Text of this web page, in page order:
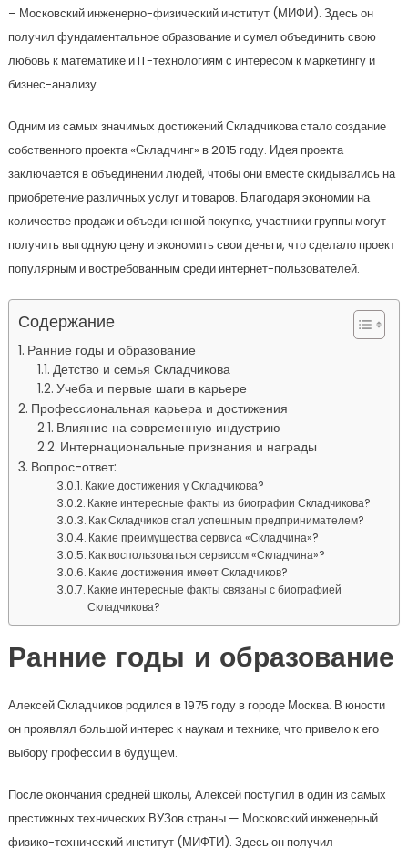
– Московский инженерно-физический институт (МИФИ). Здесь он
получил фундаментальное образование и сумел объединить свою
любовь к математике и IT-технологиям с интересом к маркетингу и
бизнес-анализу.
Одним из самых значимых достижений Складчикова стало создание
собственного проекта «Складчинг» в 2015 году. Идея проекта
заключается в объединении людей, чтобы они вместе скидывались на
приобретение различных услуг и товаров. Благодаря экономии на
количестве продаж и объединенной покупке, участники группы могут
получить выгодную цену и экономить свои деньги, что сделало проект
популярным и востребованным среди интернет-пользователей.
Содержание
Ранние годы и образование
Детство и семья Складчикова
Учеба и первые шаги в карьере
Профессиональная карьера и достижения
Влияние на современную индустрию
Интернациональные признания и награды
Вопрос-ответ:
Какие достижения у Складчикова?
Какие интересные факты из биографии Складчикова?
Как Складчиков стал успешным предпринимателем?
Какие преимущества сервиса «Складчина»?
Как воспользоваться сервисом «Складчина»?
Какие достижения имеет Складчиков?
Какие интересные факты связаны с биографией
Складчикова?
Ранние годы и образование
Алексей Складчиков родился в 1975 году в городе Москва. В юности
он проявлял большой интерес к наукам и технике, что привело к его
выбору профессии в будущем.
После окончания средней школы, Алексей поступил в один из самых
престижных технических ВУЗов страны — Московский инженерный
физико-технический институт (МИФТИ). Здесь он получил